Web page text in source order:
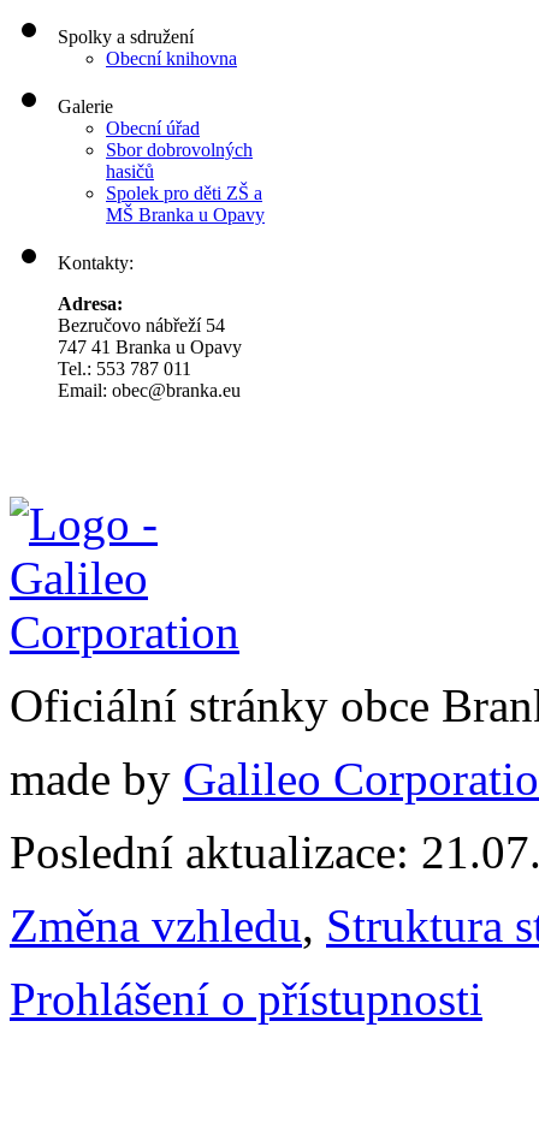
Spolky a sdružení
Obecní knihovna
Galerie
Obecní úřad
Sbor dobrovolných
hasičů
Spolek pro děti ZŠ a
MŠ Branka u Opavy
Kontakty:
Adresa:
Bezručovo nábřeží 54
747 41 Branka u Opavy
Tel.: 553 787 011
Email: obec@branka.eu
Oficiální stránky obce
made by Galileo
Poslední aktualizace:
Změna vzhledu, Struktura
Prohlášení o přístupnosti